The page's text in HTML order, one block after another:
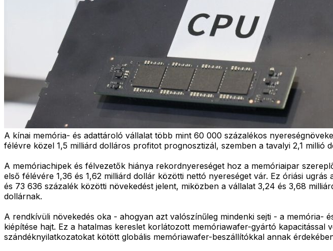
A kínai memória- és adattároló vállalat több mint 60 000 százalékos
félévre közel 1,5 milliárd dolláros profitot prognosztizál, szemben a tavalyi 2,1 millió
A memóriachipek és félvezetők hiánya rekordnyereséget hoz a memóriaipar
első félévére 1,36 és 1,62 milliárd dollár közötti nettó nyereséget vár. Ez óriási
és 73 636 százalék közötti növekedést jelent, miközben a vállalat 3,24 és 3,68
dollárnak.
A rendkívüli növekedés oka - ahogyan azt valószínűleg mindenki sejti - a
kiépítése hajt. Ez a hatalmas kereslet korlátozott memóriawafer-gyártó
szándéknyilatkozatokat kötött globális memóriawafer-beszállítókkal annak